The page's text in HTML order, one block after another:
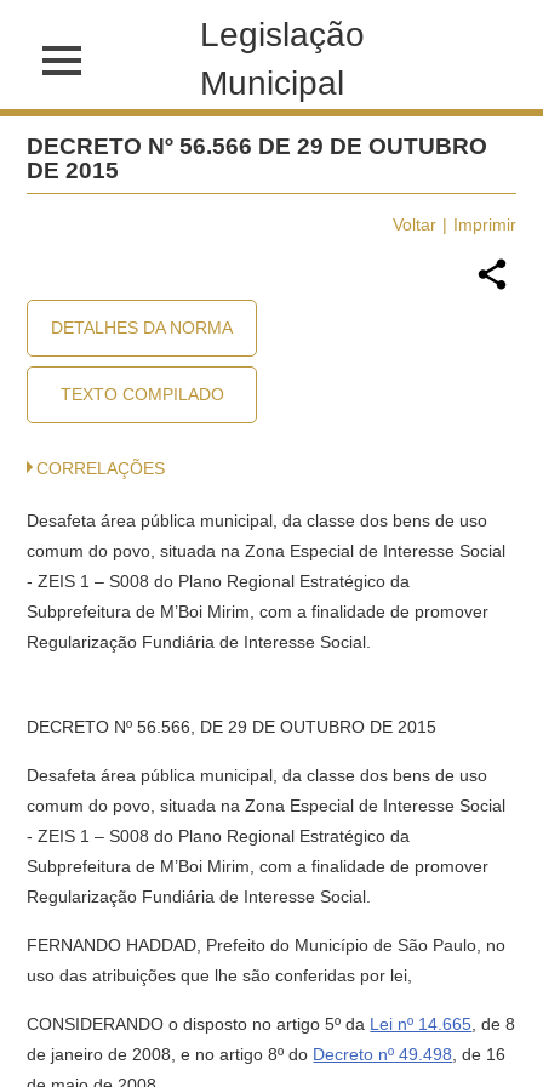
Legislação
Municipal
DECRETO Nº 56.566 DE 29 DE OUTUBRO
DE 2015
Voltar Imprimir
DETALHES DA NORMA
TEXTO COMPILADO
CORRELAÇÕES
Desafeta área pública municipal, da classe dos bens de uso
comum do povo, situada na Zona Especial de Interesse Social
- ZEIS 1 – S008 do Plano Regional Estratégico da
Subprefeitura de M’Boi Mirim, com a finalidade de promover
Regularização Fundiária de Interesse Social.
DECRETO Nº 56.566, DE 29 DE OUTUBRO DE 2015
Desafeta área pública municipal, da classe dos bens de uso
comum do povo, situada na Zona Especial de Interesse Social
- ZEIS 1 – S008 do Plano Regional Estratégico da
Subprefeitura de M’Boi Mirim, com a finalidade de promover
Regularização Fundiária de Interesse Social.
FERNANDO HADDAD, Prefeito do Município de São Paulo, no
uso das atribuições que lhe são conferidas por lei,
CONSIDERANDO o disposto no artigo 5º da Lei nº 14.665 , de 8
de janeiro de 2008, e no artigo 8º do Decreto nº 49.498 , de 16